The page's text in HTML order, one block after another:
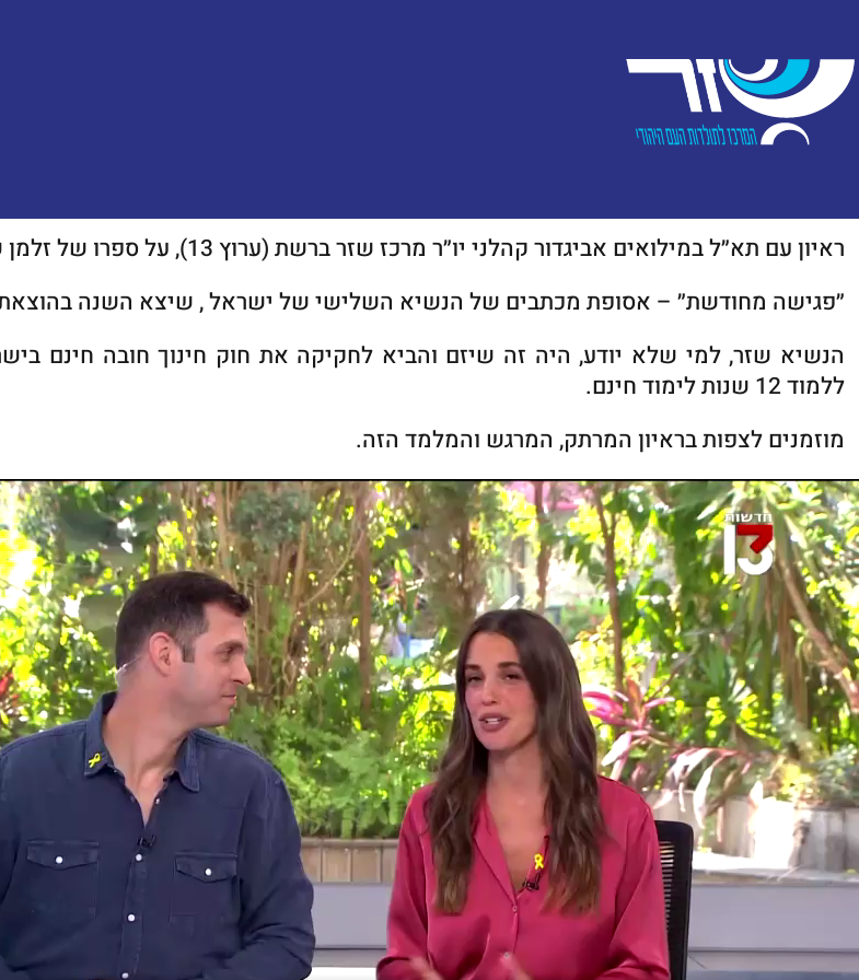
ראיון עם תא״ל במילואים אביגדור קהלני יו״ר מרכז שזר ברשת (ערוץ 13), על ספרו של זלמן שזר
״פגישה מחודשת״ – אסופת מכתבים של הנשיא השלישי של ישראל , שיצא השנה
הנשיא שזר, למי שלא יודע, היה זה שיזם והביא לחקיקה את חוק חינוך חובה חינם
ללמוד 12 שנות לימוד חינם.
מוזמנים לצפות בראיון המרתק, המרגש והמלמד הזה.